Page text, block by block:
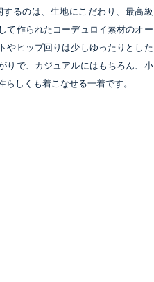
するのは、生地にこだわり、最高級
て作られたコーデュロイ素材のオー
やヒップ回りは少しゆったりとした
りで、カジュアルにはもちろん、小
らしくも着こなせる一着です。